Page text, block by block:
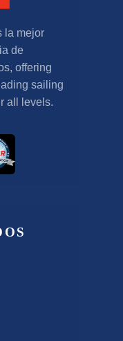
la mejor
de
offering
sailing
all levels.